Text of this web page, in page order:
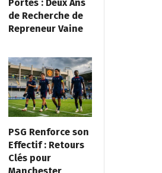
Portes : Deux Ans
de Recherche de
Repreneur Vaine
PSG Renforce son
Effectif : Retours
Clés pour